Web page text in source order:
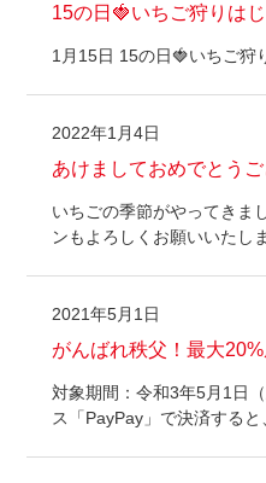
15の日🍓いちご狩りは
1月15日 15の日🍓いちご狩
2022年1月4日
あけましておめでとうご
いちごの季節がやってきま
ンもよろしくお願いいたし
2021年5月1日
がんばれ秩父！最大
対象期間：令和3年5月1日
ス「PayPay」で決済する